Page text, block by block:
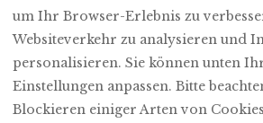
31 1 2 3 4
um Ihr Browser-Erlebnis zu
Websiteverkehr zu analysieren und
personalisieren. Sie können unten
Einstellungen anpassen. Bitte
Blockieren einiger Arten von